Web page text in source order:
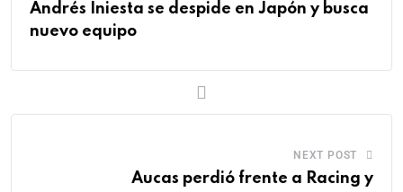
Andrés Iniesta se despide en Japón y busca
nuevo equipo
NEXT POST
Aucas perdió frente a Racing y